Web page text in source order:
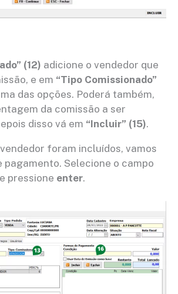
(12) adicione o vendedor que
e em “Tipo Comissionado”
das opções. Poderá também,
da comissão a ser
disso vá em “Incluir” (15).
foram incluídos, vamos
pagamento. Selecione o campo
e pressione enter.